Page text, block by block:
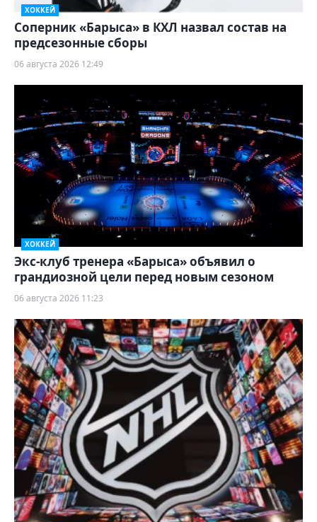
ХОККЕЙ
Соперник «Барыса» в КХЛ назвал состав на
предсезонные сборы
06 августа 2026 12:49
ХОККЕЙ
Экс-клуб тренера «Барыса» объявил о
грандиозной цели перед новым сезоном
06 августа 2026 11:23